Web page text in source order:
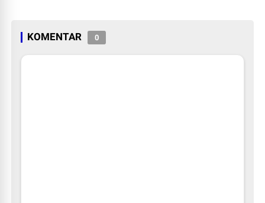
KOMENTAR 0